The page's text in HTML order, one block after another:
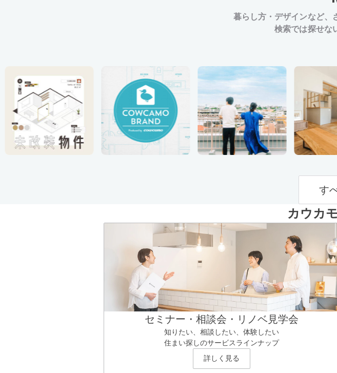
暮らし方・デザインなど、
検索では探せな
す
カウカ
セミナー・相談会・リノベ見学会
知りたい、相談したい、体験したい
住まい探しのサービスラインナップ
詳しく見る